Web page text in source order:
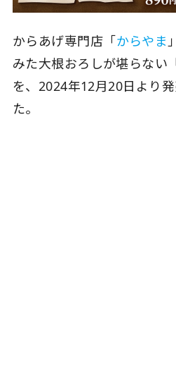
からあげ専門店「からやま
みた大根おろしが堪らない
を、2024年12月20日より
た。